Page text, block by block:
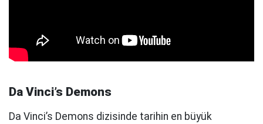
Da Vinci’s Demons
Da Vinci’s Demons dizisinde tarihin en büyük